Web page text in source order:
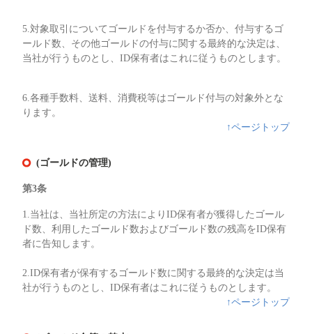
5.対象取引についてゴールドを付与するか否か、付与するゴ
ールド数、その他ゴールドの付与に関する最終的な決定は、
当社が行うものとし、ID保有者はこれに従うものとします。
6.各種手数料、送料、消費税等はゴールド付与の対象外とな
ります。
↑ページトップ
(ゴールドの管理)
第3条
1.当社は、当社所定の方法によりID保有者が獲得したゴール
ド数、利用したゴールド数およびゴールド数の残高をID保有
者に告知します。
2.ID保有者が保有するゴールド数に関する最終的な決定は当
社が行うものとし、ID保有者はこれに従うものとします。
↑ページトップ